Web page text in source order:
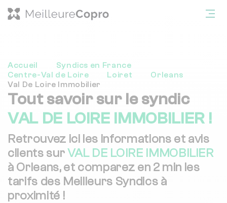
Accueil
Syndics en France
Centre-Val de Loire
Loiret
Orleans
Val De Loire Immobilier
Tout savoir sur le syndic
VAL DE LOIRE IMMOBILIER !
Retrouvez ici les informations et avis
clients surVAL DE LOIRE IMMOBILIER
à Orleans, et comparez en 2 min les
tarifs des Meilleurs Syndics à
proximité !